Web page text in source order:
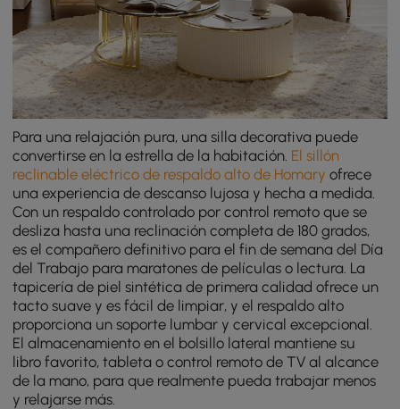
Para una relajación pura, una silla decorativa puede
convertirse en la estrella de la habitación. El sillón
reclinable eléctrico de respaldo alto de Homary ofrece
una experiencia de descanso lujosa y hecha a medida.
Con un respaldo controlado por control remoto que se
desliza hasta una reclinación completa de 180 grados,
es el compañero definitivo para el fin de semana del Día
del Trabajo para maratones de películas o lectura. La
tapicería de piel sintética de primera calidad ofrece un
tacto suave y es fácil de limpiar, y el respaldo alto
proporciona un soporte lumbar y cervical excepcional.
El almacenamiento en el bolsillo lateral mantiene su
libro favorito, tableta o control remoto de TV al alcance
de la mano, para que realmente pueda trabajar menos
y relajarse más.